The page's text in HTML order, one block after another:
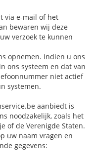
via e-mail of het
bewaren wij deze
verzoek te kunnen
opnemen. Indien u ons
ons systeem en dat van
niet actief
systemen.
aanbiedt is
noodzakelijk, zoals het
of de Verenigde Staten.
uw naam vragen en
gegevens: